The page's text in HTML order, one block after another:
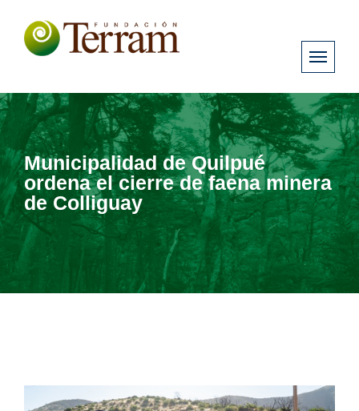
Municipalidad de Quilpué
ordena el cierre de faena minera
de Colliguay